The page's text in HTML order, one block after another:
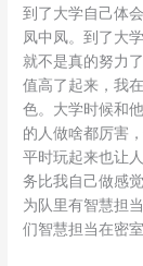
到了大学自己体
凤中凤。到了大
就不是真的努力
值高了起来，我
色。大学时候和
的人做啥都厉害
平时玩起来也让
务比我自己做感
为队里有智慧担
们智慧担当在密